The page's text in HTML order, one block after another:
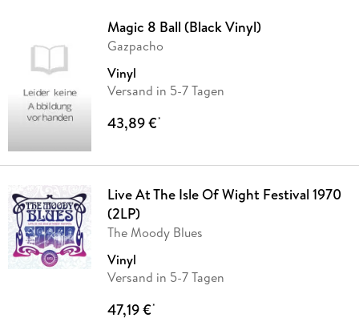
Magic 8 Ball (Black Vinyl)
Gazpacho
Vinyl
Versand in 5-7 Tagen
43,89 €*
Live At The Isle Of Wight Festival 1970
(2LP)
The Moody Blues
Vinyl
Versand in 5-7 Tagen
47,19 €*